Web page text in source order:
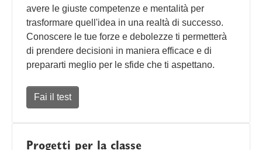
avere le giuste competenze e mentalità per
trasformare quell'idea in una realtà di successo.
Conoscere le tue forze e debolezze ti permetterà
di prendere decisioni in maniera efficace e di
prepararti meglio per le sfide che ti aspettano.
Fai il test
Progetti per la classe